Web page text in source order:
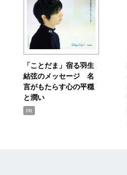
「ことだま」宿る羽生
結弦のメッセージ 名
言がもたらす心の平穏
と潤い
PR